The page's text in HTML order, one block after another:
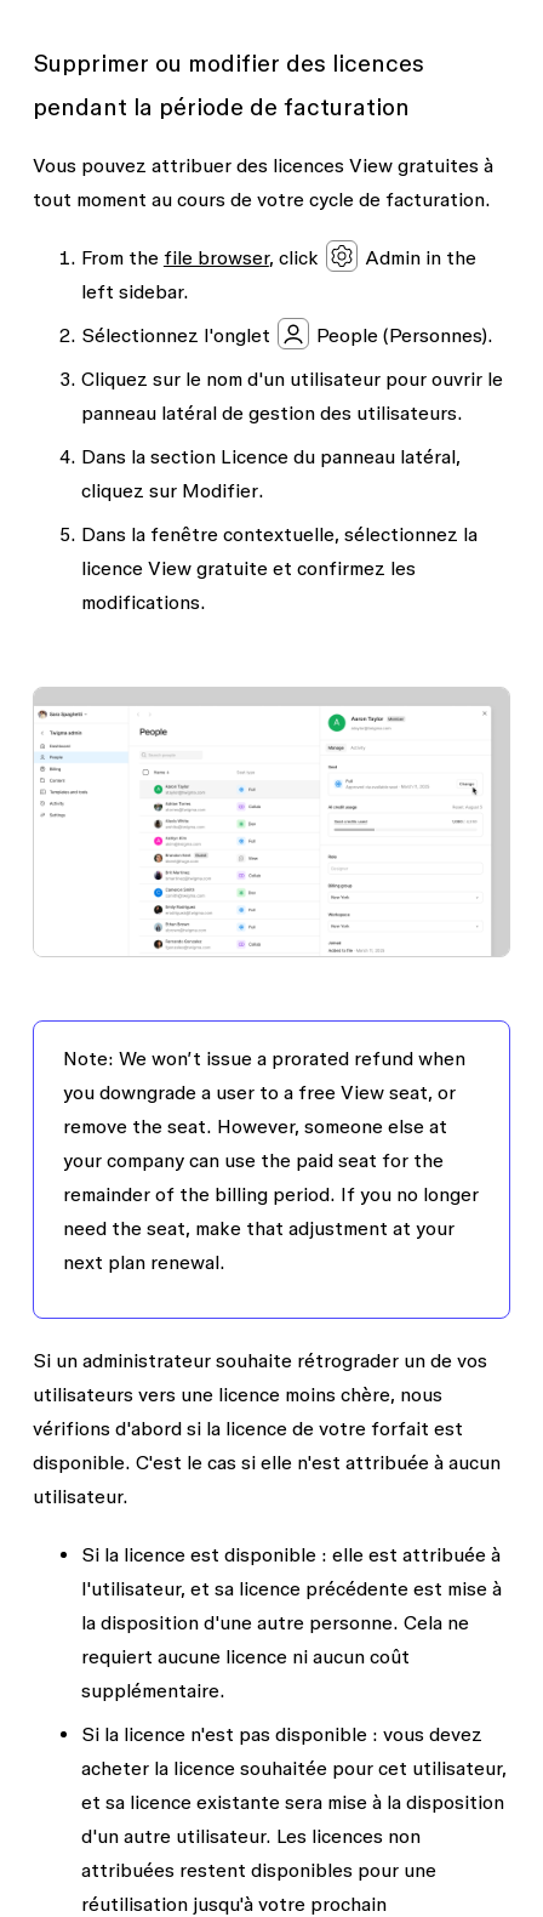
Supprimer ou modifier des licences
pendant la période de facturation
Vous pouvez attribuer des licences View gratuites à
tout moment au cours de votre cycle de facturation.
From the file browser, click Adminin the
left sidebar.
Sélectionnez l'onglet
People(Personnes).
Cliquez sur le nom d'un utilisateur pour ouvrir le
panneau latéral de gestion des utilisateurs.
Dans la section Licencedu panneau latéral,
cliquez sur Modifier.
Dans la fenêtre contextuelle, sélectionnez la
licence View gratuite et confirmez les
modifications.
Note: We won’t issue a prorated refund when
you downgrade a user to a free View seat, or
remove the seat. However, someone else at
your company can use the paid seat for the
remainder of the billing period. If you no longer
need the seat, make that adjustment at your
next plan renewal.
Si un administrateur souhaite rétrograder un de vos
utilisateurs vers une licence moins chère, nous
vérifions d'abord si la licence de votre forfait est
disponible. C'est le cas si elle n'est attribuée à aucun
utilisateur.
Si la licence est disponible : elle est attribuée à
l'utilisateur, et sa licence précédente est mise à
la disposition d'une autre personne. Cela ne
requiert aucune licence ni aucun coût
supplémentaire.
Si la licence n'est pas disponible: vous devez
acheter la licence souhaitée pour cet utilisateur,
et sa licence existante sera mise à la disposition
d'un autre utilisateur. Les licences non
attribuées restent disponibles pour une
réutilisation jusqu'à votre prochain